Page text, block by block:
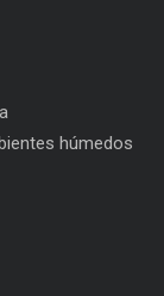
húmedos